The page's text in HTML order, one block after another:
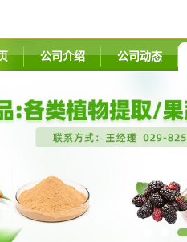
公司介绍 公司动态